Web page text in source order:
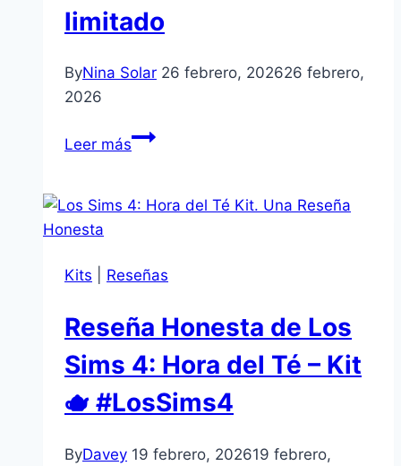
un
en
limitado
ByNina Solar 26 febrero, 202626 febrero,
2026
Leer másLos
tiene
descuento
todos
sus
packs
por
limitado
Kits Reseñas
Reseña Honesta de Los
Sims 4: Hora del Té – Kit
🫖 #LosSims4
ByDavey 19 febrero, 202619 febrero,